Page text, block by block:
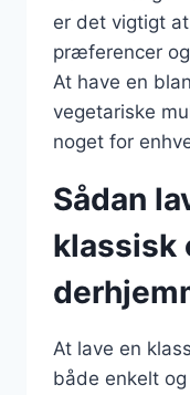
er det vigtigt
præferencer
At have en
vegetariske
noget for
Sådan
klassisk
At lave en
både enkelt